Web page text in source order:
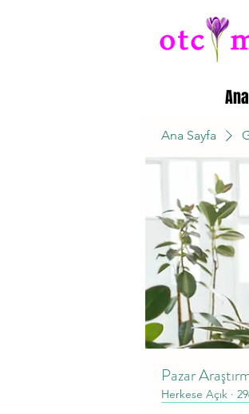
Ana Sayfa
Pazar
Herkese Açık ·